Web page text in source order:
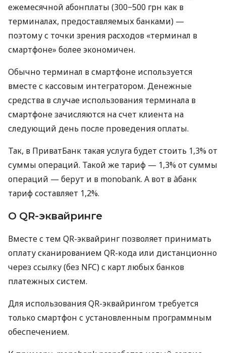
ежемесячной абонплаты (300−500 грн как в
терминалах, предоставляемых банками) —
поэтому с точки зрения расходов «терминал в
смартфоне» более экономичен.
Обычно терминал в смартфоне используется
вместе с кассовым интегратором. Денежные
средства в случае использования терминала в
смартфоне зачисляются на счет клиента на
следующий день после проведения оплаты.
Так, в ПриватБанк такая услуга будет стоить 1,3% от
суммы операций. Такой же тариф — 1,3% от суммы
операций — берут и в monobank. А вот в àбанк
тариф составляет 1,2%.
О QR-эквайринге
Вместе с тем QR-эквайринг позволяет принимать
оплату сканированием QR-кода или дистанционно
через ссылку (без NFC) с карт любых банков
платежных систем.
Для использования QR-эквайрингом требуется
только смартфон с установленным программным
обеспечением.